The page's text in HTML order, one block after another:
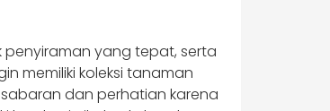
yang tepat, serta
memiliki koleksi tanaman
dan perhatian karena